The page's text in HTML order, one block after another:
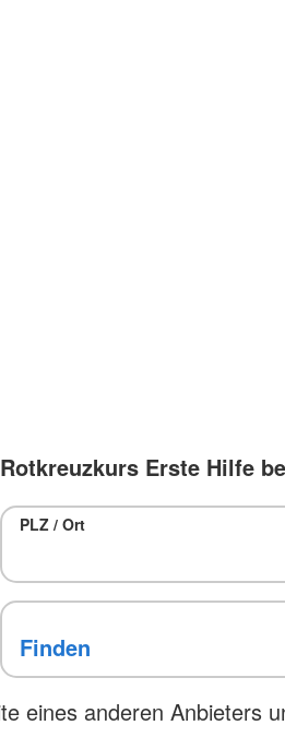
Rotkreuzkurs Erste Hilfe
PLZ / Ort
eines anderen Anbieters